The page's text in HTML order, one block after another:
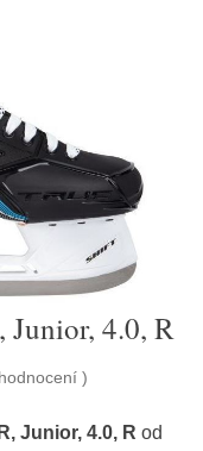
Junior, 4.0, R
hodnocení )
Junior, 4.0, R od